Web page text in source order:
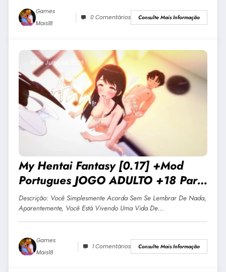
Games
Mais18
0 Comentários Consulte Mais Informação
16 De Julho De 2026
My Hentai Fantasy [0.17] +Mod
Portugues JOGO ADULTO +18 Para
Android E PC
Descrição: Você Simplesmente Acorda Sem Se Lembrar De Nada,
Aparentemente, Você Está Vivendo Uma Vida De…
Games
Mais18
1 Comentários Consulte Mais Informação